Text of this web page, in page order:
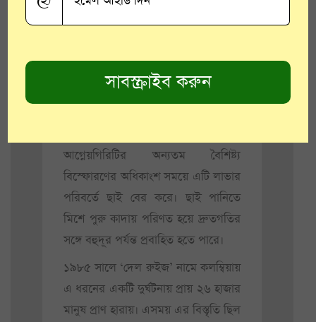
কিলোমিটার দক্ষিণ পশ্চিমেই অবস্থিত
আগ্নেয়গিরিটি প্রায় নিয়মিতভাবেই সক্রিয়
থাকে। সবশেষ ২০১৬ সালে এটি প্রায়
পাঁচ কিলোমিটার জুড়ে তার ছাই উদগিরণ
আগ্নেয়গিরিটির অন্যতম বৈশিষ্ট্য
বিস্ফোরণের অধিকাংশ সময়ে এটি লাভার
পরিবর্তে ছাই বের করে। ছাই পানিতে
মিশে পুরু কাদায় পরিণত হয়ে দ্রুতগতির
সঙ্গে বহুদূর পর্যন্ত প্রবাহিত হতে পারে।
১৯৮৫ সালে ‘দেল রুইজ’ নামে কলম্বিয়ায়
এ ধরনের একটি দুর্ঘটনায় প্রায় ২৬ হাজার
মানুষ প্রাণ হারায়। এসময় এর বিস্তৃতি ছিল